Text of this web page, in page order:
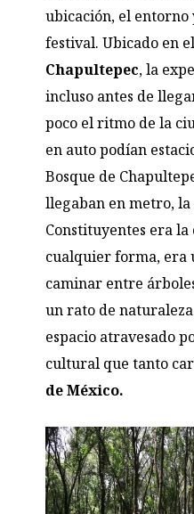
ubicación, el
festival. Ubicado en
Chapultepec, la
incluso antes de
poco el ritmo de la
en auto podían
Bosque de
llegaban en metro, la
Constituyentes era la
cualquier forma, era
caminar entre
un rato de
espacio atravesado
cultural que tanto
de México.